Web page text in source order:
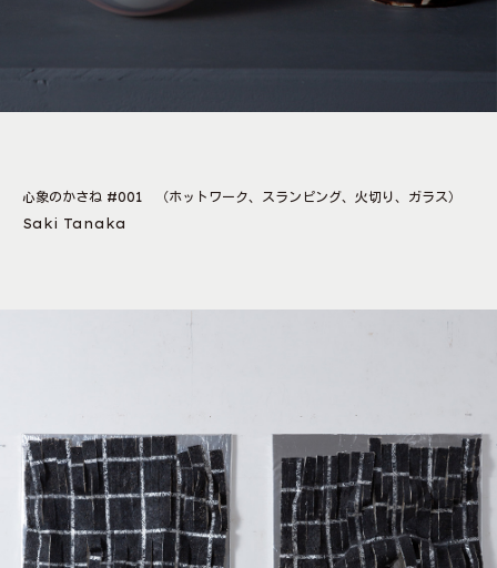
心象のかさね #001 （ホットワーク、スランピング、火切り、ガラス）
Saki Tanaka